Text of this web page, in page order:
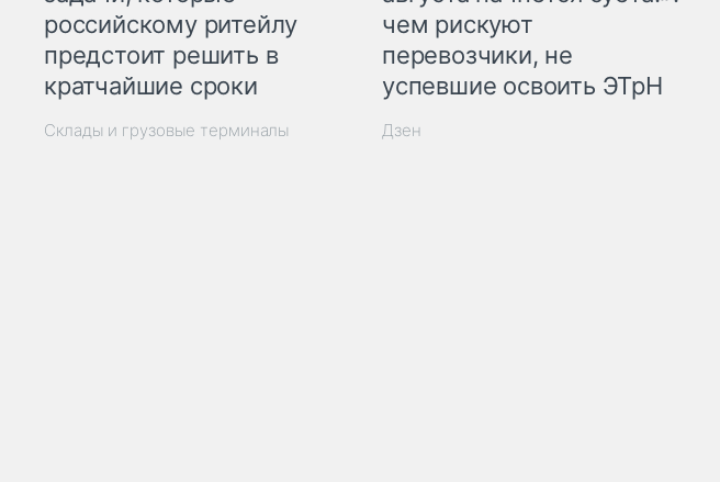
российскому ритейлу
предстоит решить в
кратчайшие сроки
Склады и грузовые терминалы
чем рискуют
перевозчики, не
успевшие освоить ЭТрН
Дзен